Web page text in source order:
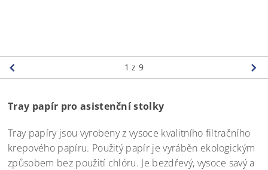
1 z 9
Tray papír pro asistenční stolky
Tray papíry jsou vyrobeny z vysoce kvalitního filtračního
krepového papíru. Použitý papír je vyráběn ekologickým
způsobem bez použití chlóru. Je bezdřevý, vysoce savý a